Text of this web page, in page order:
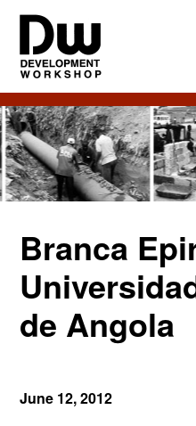
Skip
main
content
Skip
primary
sidebar
DW
Angola
Development
Workshop
Angola
Branca
de Angola
June 12, 2012